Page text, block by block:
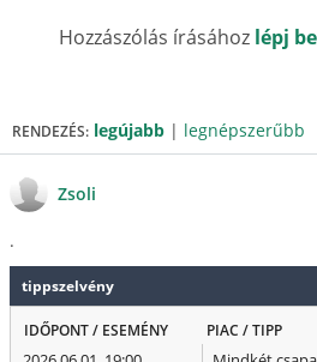
Hozzászólás írásához lépj be
RENDEZÉS: legújabb | legnépszerűbb
Zsoli
.
tippszelvény
IDŐPONT / ESEMÉNY PIAC / TIPP